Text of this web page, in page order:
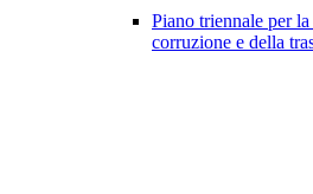
Piano triennale per
corruzione e della